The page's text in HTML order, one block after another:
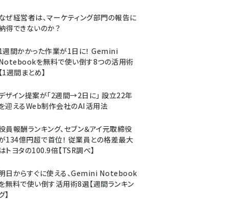
ぜ経営者は、マーケティング部門の報告に
得できないのか？
週間かかった作業が1日に！ Gemini
を無料で使い倒す8つの活用術
【1週間まとめ】
ザイン提案が「2週間→2日に」 設立22年
迎えるWeb制作会社のAI活用法
員報酬ランキング、セブン＆アイ元取締役
134億円超で首位！ 従業員との格差最大
トヨタの100.9倍【TSR調べ】
日からすぐに使える、Gemini Notebook
無料で使い倒す活用術8選【週間ランキン
】